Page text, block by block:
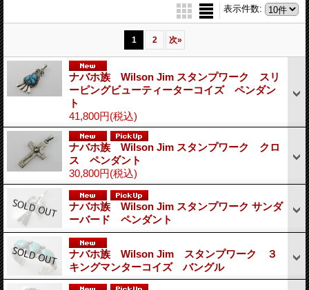
表示件数:
1 2 次»
ナバホ族 Wilson Jim スタンプワーク スリ
ーピングビューティーターコイズ ペンダン
ト
41,800円(税込)
ナバホ族 Wilson Jim スタンプワーク クロ
ス ペンダント
30,800円(税込)
ナバホ族 Wilson Jim スタンプワーク サンダ
ーバード ペンダント
ナバホ族 Wilson Jim スタンプワーク ３
キングマンターコイズ バングル